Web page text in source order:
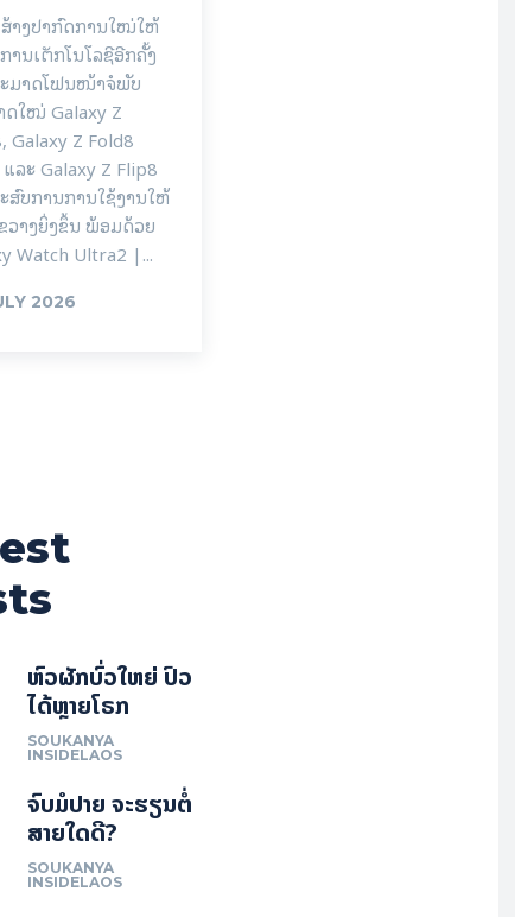
ສ້າງປາກົດການໃໝ່ໃຫ້
ານເຕັກໂນໂລຊີອີກຄັ້ງ
ມາດໂຟນໜ້າຈໍພັບ
ໃໝ່ Galaxy Z
Galaxy Z Fold8
ລະ Galaxy Z Flip8
ສົບການການໃຊ້ງານໃຫ້
ວາງຍິ່ງຂຶ້ນ ພ້ອມດ້ວຍ
Watch Ultra2 |...
2026
ຫົວຜັກບົ່ວໃຫຍ່ ປົວ
ໄດ້ຫຼາຍໂຣກ
SOUKANYA
INSIDELAOS
ຈົບມໍປາຍ ຈະຮຽນຕໍ່
ສາຍໃດດີ?
SOUKANYA
INSIDELAOS